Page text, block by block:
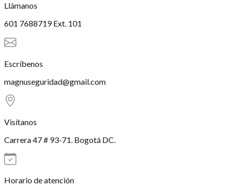
Llámanos
601 7688719 Ext. 101
Escríbenos
magnuseguridad@gmail.com
Visítanos
Carrera 47 # 93-71. Bogotá DC.
Horario de atención